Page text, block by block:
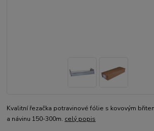
Kvalitní řezačka potravinové fólie s kovovým
a návinu 150-300m. celý popis